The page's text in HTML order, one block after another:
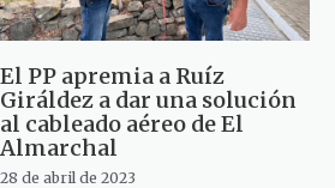
El PP apremia a Ruíz
Giráldez a dar una solución
al cableado aéreo de El
Almarchal
28 de abril de 2023